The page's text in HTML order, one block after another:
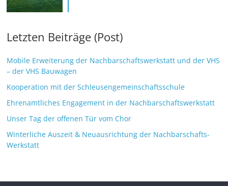
Letzten Beiträge (Post)
Mobile Erweiterung der Nachbarschaftswerkstatt und der VHS
– der VHS Bauwagen
Kooperation mit der Schleusengemeinschaftsschule
Ehrenamtliches Engagement in der Nachbarschaftswerkstatt
Unser Tag der offenen Tür vom Chor
Winterliche Auszeit & Neuausrichtung der Nachbarschafts-
Werkstatt